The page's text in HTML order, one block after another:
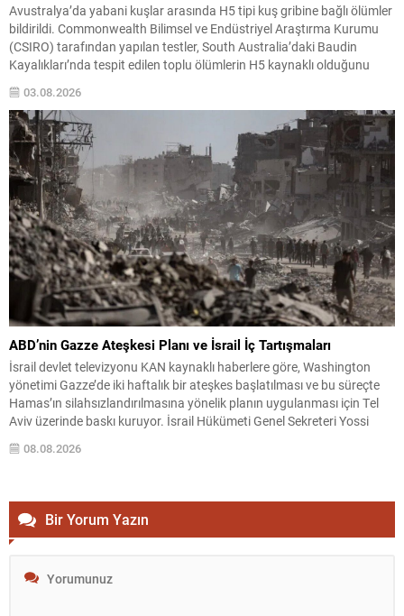
Avustralya’da yabani kuşlar arasında H5 tipi kuş gribine bağlı ölümler
bildirildi. Commonwealth Bilimsel ve Endüstriyel Araştırma Kurumu
(CSIRO) tarafından yapılan testler, South Australia’daki Baudin
Kayalıkları’nda tespit edilen toplu ölümlerin H5 kaynaklı olduğunu
Western Australia, New South Wales, Queensland ve Victoria’da da...
03.08.2026
ABD’nin Gazze Ateşkesi Planı ve İsrail İç Tartışmaları
İsrail devlet televizyonu KAN kaynaklı haberlere göre, Washington
yönetimi Gazze’de iki haftalık bir ateşkes başlatılması ve bu süreçte
Hamas’ın silahsızlandırılmasına yönelik planın uygulanması için Tel
Aviv üzerinde baskı kuruyor. İsrail Hükümeti Genel Sekreteri Yossi
Fuchs’un, çok uluslu güçlerin Gazze’ye konuşlandırılmasını öngören
anlaşmanın henüz İsrail tarafından imzalanmadığını kabine üyelerine
08.08.2026
Bir Yorum Yazın